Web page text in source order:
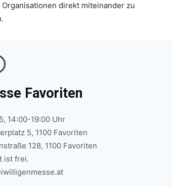
direkt miteinander zu
Favoriten
14:00-19:00 Uhr
5, 1100 Favoriten
128, 1100 Favoriten
ist frei.